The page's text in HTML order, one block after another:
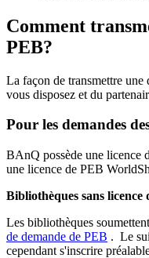
Comment
PEB?
La façon de transmettre
vous disposez et du
Pour les demandes
BAnQ possède une licence
une licence de PEB
Bibliothèques sans
Les bibliothèques
de demande de PEB . Le
cependant s'inscrire